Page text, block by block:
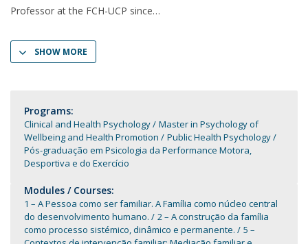
Professor at the FCH-UCP since
SHOW MORE
Programs:
Clinical and Health Psychology
Master in Psychology of
Wellbeing and Health Promotion
Public Health Psychology
Pós-graduação em Psicologia da Performance Motora,
Desportiva e do Exercício
Modules / Courses:
1 – A Pessoa como ser familiar. A Família como núcleo central
do desenvolvimento humano.
2 – A construção da família
como processo sistémico, dinâmico e permanente.
5 –